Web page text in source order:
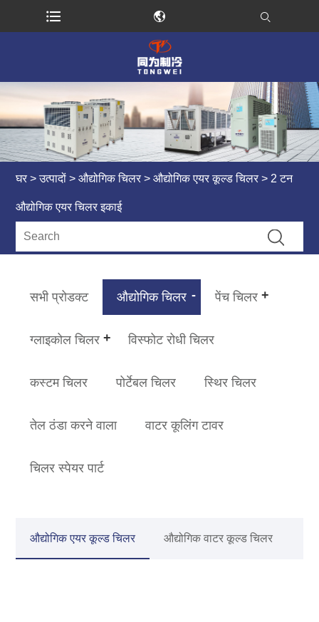
घर > उत्पादों >औद्योगिक चिलर >औद्योगिक एयर कूल्ड चिलर > 2 टन
औद्योगिक एयर चिलर इकाई
सभी प्रोडक्ट औद्योगिक चिलर पेंच चिलर
ग्लाइकोल चिलर विस्फोट रोधी चिलर
कस्टम चिलर पोर्टेबल चिलर स्थिर चिलर
तेल ठंडा करने वाला वाटर कूलिंग टावर
चिलर स्पेयर पार्ट
औद्योगिक एयर कूल्ड चिलर औद्योगिक वाटर कूल्ड चिलर